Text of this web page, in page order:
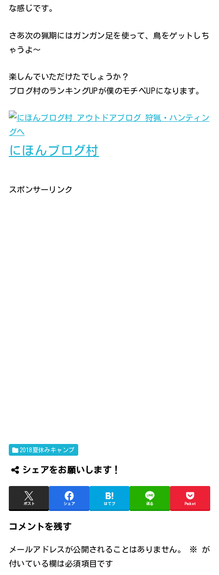
な感じです。
さあ次の猟期にはガンガン足を使って、鳥をゲットしち
ゃうよ～
楽しんでいただけたでしょうか？
ブログ村のランキングUPが僕のモチベUPになります。
にほんブログ村
スポンサーリンク
2018夏休みキャンプ
シェアをお願いします！
ポスト シェア はてブ 送る Pocket
コメントを残す
メールアドレスが公開されることはありません。 ※
が
付いている欄は必須項目です